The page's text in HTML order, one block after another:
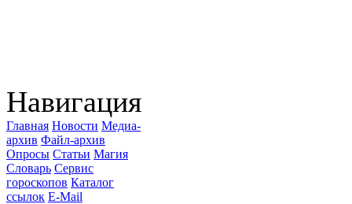
Навигация
Главная Новости Медиа-
архив Файл-архив
Опросы Статьи Магия
Словарь Сервис
гороскопов Каталог
ссылок E-Mail